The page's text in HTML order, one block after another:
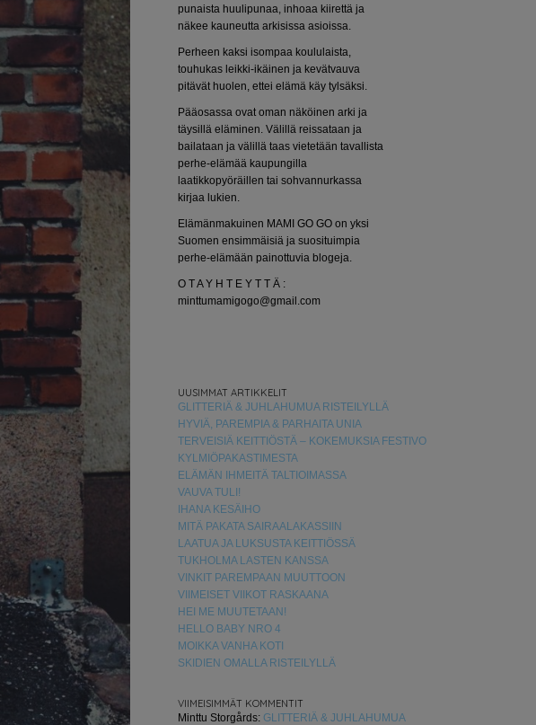
punaista huulipunaa, inhoaa kiirettä ja
näkee kauneutta arkisissa asioissa.
Perheen kaksi isompaa koululaista,
touhukas leikki-ikäinen ja kevätvauva
pitävät huolen, ettei elämä käy tylsäksi.
Pääosassa ovat oman näköinen arki ja
täysillä eläminen. Välillä reissataan ja
bailataan ja välillä taas vietetään tavallista
perhe-elämää kaupungilla
laatikkopyöräillen tai sohvannurkassa
kirjaa lukien.
Elämänmakuinen MAMI GO GO on yksi
Suomen ensimmäisiä ja suosituimpia
perhe-elämään painottuvia blogeja.
O T A Y H T E Y T T Ä :
minttumamigogo@gmail.com
UUSIMMAT ARTIKKELIT
GLITTERIÄ & JUHLAHUMUA RISTEILYLLÄ
HYVIÄ, PAREMPIA & PARHAITA UNIA
TERVEISIÄ KEITTIÖSTÄ – KOKEMUKSIA FESTIVO
KYLMIÖPAKASTIMESTA
ELÄMÄN IHMEITÄ TALTIOIMASSA
VAUVA TULI!
IHANA KESÄIHO
MITÄ PAKATA SAIRAALAKASSIIN
LAATUA JA LUKSUSTA KEITTIÖSSÄ
TUKHOLMA LASTEN KANSSA
VINKIT PAREMPAAN MUUTTOON
VIIMEISET VIIKOT RASKAANA
HEI ME MUUTETAAN!
HELLO BABY NRO 4
MOIKKA VANHA KOTI
SKIDIEN OMALLA RISTEILYLLÄ
VIIMEISIMMÄT KOMMENTIT
Minttu Storgårds: GLITTERIÄ & JUHLAHUMUA